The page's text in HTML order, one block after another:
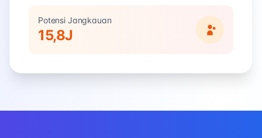
Potensi Jangkauan
15,8J